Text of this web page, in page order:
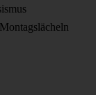
Montagslächeln